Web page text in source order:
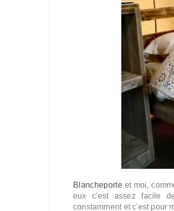
Blancheporteet moi,
eux c'est assez facile
constamment et c'est pour